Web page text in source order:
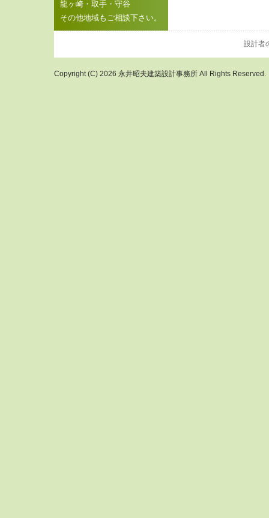
龍ヶ崎・取手・守谷
その他地域もご相談下さい。
設計者
Copyright (C) 2026 永井昭夫建築設計事務所 All Rights Reserved.